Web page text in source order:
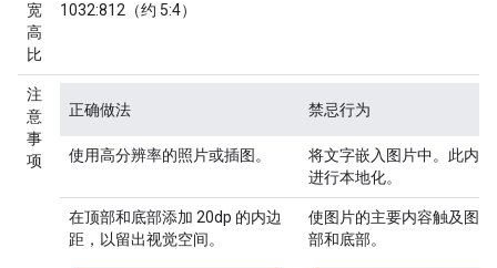
宽
高
比
1032:812（约 5:4）
注
意
事
项
正确做法 禁忌行为
使用高分辨率的照片或插图。
将文字嵌入图片中。此内
进行本地化。
在顶部和底部添加 20dp 的内边
距，以留出视觉空间。
使图片的主要内容触及图
部和底部。